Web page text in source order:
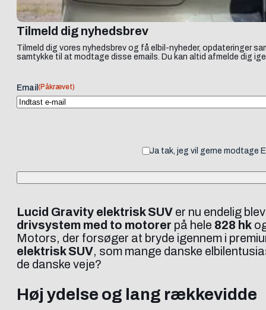
Tilmeld dig nyhedsbrev
Tilmeld dig vores nyhedsbrev og få elbil-nyheder, opdateringer
samtykke til at modtage disse emails. Du kan altid afmelde dig
Email (Påkrævet)
Ja tak, jeg vil gerne modtage
Lucid Gravity elektrisk SUV er nu endelig
drivsystem med to motorer på hele 828 hk
Motors, der forsøger at bryde igennem i
elektrisk SUV, som mange danske
de danske veje?
Høj ydelse og lang rækkevidde